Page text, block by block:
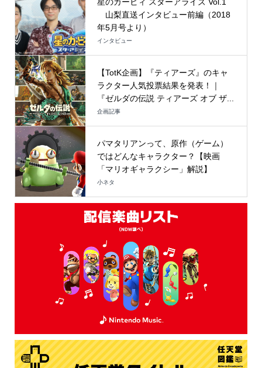
星のカービィ スターアライズ Vol.1
山梨直送インタビュー前編（2018
年5月号より）
インタビュー
【TotK企画】『ティアーズ』のキャ
ラクター人気投票結果を発表！｜
『ゼルダの伝説 ティアーズ オブ ザ...
企画記事
パマタリアンって、原作（ゲーム）
ではどんなキャラクター？【映画
「マリオギャラクシー」解説】
小ネタ